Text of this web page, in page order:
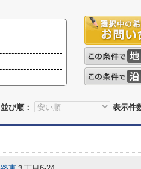
並び順： 表示件